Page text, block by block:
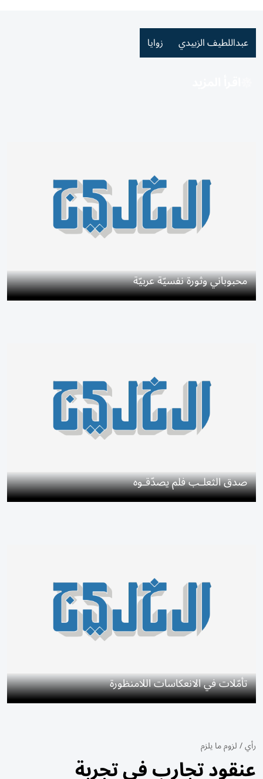
عبداللطيف الزبيدي زوايا
محبوباني وثورة نفسيّة عربيّة
صدق الثعلـب فلم يصدّقـوه
تأمّلات في الانعكاسات اللامنظورة
رأي/لزوم ما يلزم
عنقود تجارب في تجربة